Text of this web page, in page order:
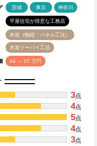
茨城 東京 神奈川
平屋住宅が得意な工務店
木造（軸組・パネル工法）
木造ツーバイ工法
44 ～ 65 万円
3点
4点
5点
4点
3点